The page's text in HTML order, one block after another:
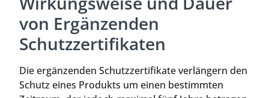
von Ergänzenden
Schutzzertifikaten
Die ergänzenden Schutzzertifikate verlängern den
Schutz eines Produkts um einen bestimmten